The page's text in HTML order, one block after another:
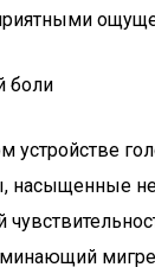
боли
устройстве
насыщенные